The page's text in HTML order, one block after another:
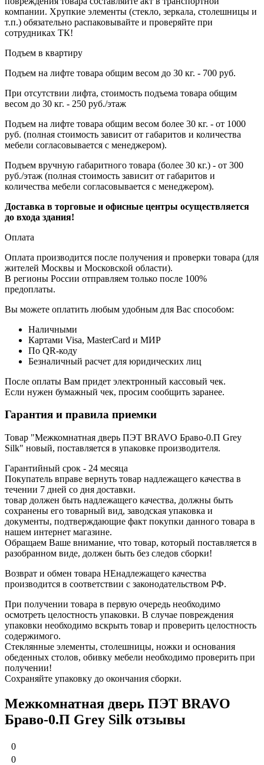
компании. Хрупкие элементы (стекло, зеркала, столешницы и
т.п.) обязательно распаковывайте и проверяйте при
сотрудниках ТК!
Подъем в квартиру
Подъем на лифте товара общим весом до 30 кг. - 700 руб.
При отсутствии лифта, стоимость подъема товара общим
весом до 30 кг. - 250 руб./этаж
Подъем на лифте товара общим весом более 30 кг. - от 1000
руб. (полная стоимость зависит от габаритов и количества
мебели согласовывается с менеджером).
Подъем вручную габаритного товара (более 30 кг.) - от 300
руб./этаж (полная стоимость зависит от габаритов и
количества мебели согласовывается с менеджером).
Доставка в торговые и офисные центры осуществляется
до входа здания!
Оплата
Оплата производится после получения и проверки товара (для
жителей Москвы и Московской области).
В регионы России отправляем только после 100%
предоплаты.
Вы можете оплатить любым удобным для Вас способом:
Наличными
Картами Visa, MasterCard и МИР
По QR-коду
Безналичный расчет для юридических лиц
После оплаты Вам придет электронный кассовый чек.
Если нужен бумажный чек, просим сообщить заранее.
Гарантия и правила приемки
Товар "Межкомнатная дверь ПЭТ BRAVO Браво-0.П Grey
Silk" новый, поставляется в упаковке производителя.
Гарантийный срок - 24 месяца
Покупатель вправе вернуть товар надлежащего качества в
течении 7 дней со дня доставки.
товар должен быть надлежащего качества, должны быть
сохранены его товарный вид, заводская упаковка и
документы, подтверждающие факт покупки данного товара в
нашем интернет магазине.
Обращаем Ваше внимание, что товар, который поставляется в
разобранном виде, должен быть без следов сборки!
Возврат и обмен товара НЕнадлежащего качества
производится в соответствии с законодательством РФ.
При получении товара в первую очередь необходимо
осмотреть целостность упаковки. В случае повреждения
упаковки необходимо вскрыть товар и проверить целостность
содержимого.
Стеклянные элементы, столешницы, ножки и основания
обеденных столов, обивку мебели необходимо проверить при
получении!
Сохраняйте упаковку до окончания сборки.
Межкомнатная дверь ПЭТ BRAVO
Браво-0.П Grey Silk отзывы
0
0